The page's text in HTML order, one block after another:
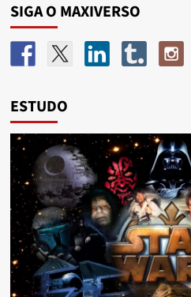
SIGA O MAXIVERSO
ESTUDO